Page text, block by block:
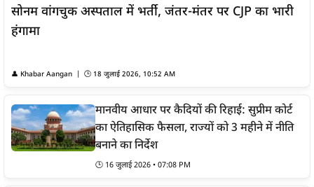
सोनम वांगचुक अस्पताल में भर्ती, जंतर-मंतर पर CJP का भारी
हंगामा
👤 Khabar Aangan | 🕒 18 जुलाई 2026, 10:52 AM
मानवीय आधार पर कैदियों की रिहाई: सुप्रीम कोर्ट
का ऐतिहासिक फैसला, राज्यों को 3 महीने में नीति
बनाने का निर्देश
🕒 16 जुलाई 2026 • 07:08 PM